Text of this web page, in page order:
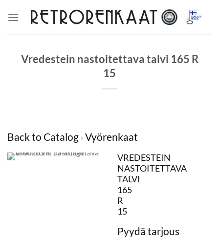
Vredestein nastoitettava talvi 165 R
15
Back to Catalog Vyörenkaat
VREDESTEIN
NASTOITETTAVA
TALVI
165
R
15